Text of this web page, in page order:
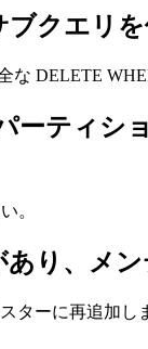
ブクエリ
な DELETE
ーティシ
。
り、メ
ターに再追加し